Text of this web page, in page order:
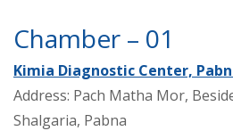
Chamber – 01
Kimia Diagnostic Center,
Address: Pach Matha Mor,
Shalgaria, Pabna